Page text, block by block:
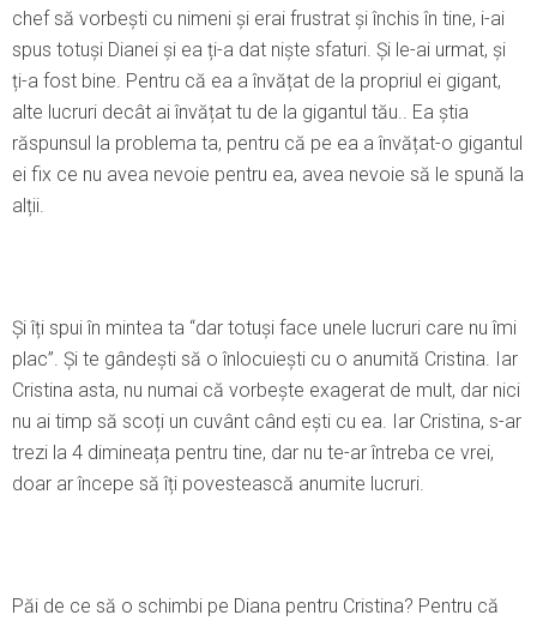
chef să vorbești cu nimeni și erai frustrat și închis în tine, i-ai
spus totuși Dianei și ea ți-a dat niște sfaturi. Şi le-ai urmat, și
ți-a fost bine. Pentru că ea a învățat de la propriul ei gigant,
alte lucruri decât ai învățat tu de la gigantul tău.. Ea știa
răspunsul la problema ta, pentru că pe ea a învățat-o gigantul
ei fix ce nu avea nevoie pentru ea, avea nevoie să le spună la
alții.
Şi îți spui în mintea ta “dar totuși face unele lucruri care nu îmi
plac”. Şi te gândești să o înlocuiești cu o anumită Cristina. Iar
Cristina asta, nu numai că vorbește exagerat de mult, dar nici
nu ai timp să scoți un cuvânt când ești cu ea. Iar Cristina, s-ar
trezi la 4 dimineața pentru tine, dar nu te-ar întreba ce vrei,
doar ar începe să îți povestească anumite lucruri.
Păi de ce să o schimbi pe Diana pentru Cristina? Pentru că